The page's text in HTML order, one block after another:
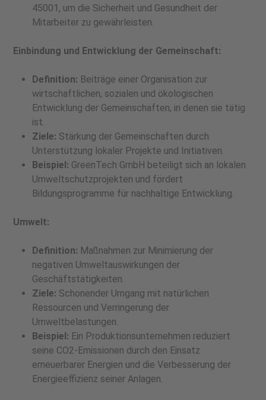
45001, um die Sicherheit und Gesundheit der
Mitarbeiter zu gewährleisten.
Einbindung und Entwicklung der Gemeinschaft:
Definition: Beiträge einer Organisation zur
wirtschaftlichen, sozialen und ökologischen
Entwicklung der Gemeinschaften, in denen sie tätig
ist.
Ziele: Stärkung der Gemeinschaften durch
Unterstützung lokaler Projekte und Initiativen.
Beispiel: GreenTech GmbH beteiligt sich an lokalen
Umweltschutzprojekten und fördert
Bildungsprogramme für nachhaltige Entwicklung.
Umwelt:
Definition: Maßnahmen zur Minimierung der
negativen Umweltauswirkungen der
Geschäftstätigkeiten.
Ziele: Schonender Umgang mit natürlichen
Ressourcen und Verringerung der
Umweltbelastungen.
Beispiel: Ein Produktionsunternehmen reduziert
seine CO2-Emissionen durch den Einsatz
erneuerbarer Energien und die Verbesserung der
Energieeffizienz seiner Anlagen.